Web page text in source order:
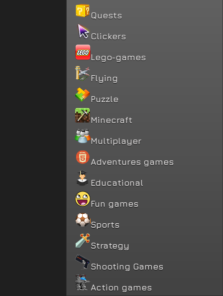
Quests
Clickers
Lego-games
Flying
Puzzle
Minecraft
Multiplayer
Adventures games
Educational
Fun games
Sports
Strategy
Shooting Games
Action games